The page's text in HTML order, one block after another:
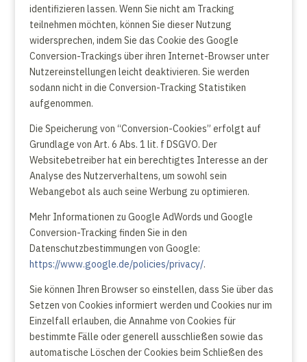
identifizieren lassen. Wenn Sie nicht am Tracking
teilnehmen möchten, können Sie dieser Nutzung
widersprechen, indem Sie das Cookie des Google
Conversion-Trackings über ihren Internet-Browser unter
Nutzereinstellungen leicht deaktivieren. Sie werden
sodann nicht in die Conversion-Tracking Statistiken
aufgenommen.
Die Speicherung von “Conversion-Cookies” erfolgt auf
Grundlage von Art. 6 Abs. 1 lit. f DSGVO. Der
Websitebetreiber hat ein berechtigtes Interesse an der
Analyse des Nutzerverhaltens, um sowohl sein
Webangebot als auch seine Werbung zu optimieren.
Mehr Informationen zu Google AdWords und Google
Conversion-Tracking finden Sie in den
Datenschutzbestimmungen von Google:
https://www.google.de/policies/privacy/.
Sie können Ihren Browser so einstellen, dass Sie über das
Setzen von Cookies informiert werden und Cookies nur im
Einzelfall erlauben, die Annahme von Cookies für
bestimmte Fälle oder generell ausschließen sowie das
automatische Löschen der Cookies beim Schließen des